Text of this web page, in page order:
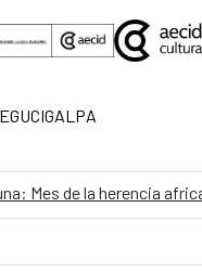
principal
Mes de la herencia